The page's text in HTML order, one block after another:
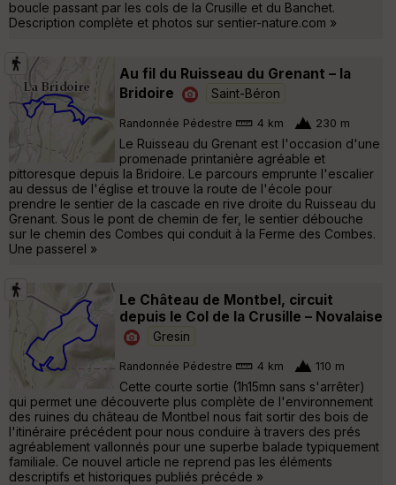
boucle passant par les cols de la Crusille et du Banchet.
Description complète et photos sur sentier-nature.com »
Au fil du Ruisseau du Grenant – la
Bridoire
Saint-Béron
Randonnée Pédestre 4 km 230 m
Le Ruisseau du Grenant est l'occasion d'une
promenade printanière agréable et
pittoresque depuis la Bridoire. Le parcours emprunte l'escalier
au dessus de l'église et trouve la route de l'école pour
prendre le sentier de la cascade en rive droite du Ruisseau du
Grenant. Sous le pont de chemin de fer, le sentier débouche
sur le chemin des Combes qui conduit à la Ferme des Combes.
Une passerel »
Le Château de Montbel, circuit
depuis le Col de la Crusille – Novalaise
Gresin
Randonnée Pédestre 4 km 110 m
Cette courte sortie (1h15mn sans s'arrêter)
qui permet une découverte plus complète de l'environnement
des ruines du château de Montbel nous fait sortir des bois de
l'itinéraire précédent pour nous conduire à travers des prés
agréablement vallonnés pour une superbe balade typiquement
familiale. Ce nouvel article ne reprend pas les éléments
descriptifs et historiques publiés précéde »